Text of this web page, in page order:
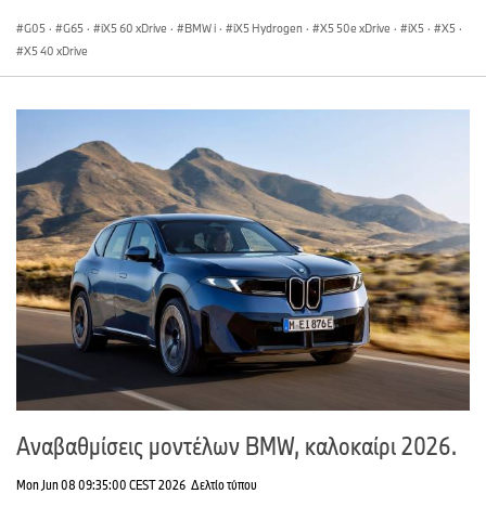
G05 · G65 · iX5 60 xDrive · BMW i · iX5 Hydrogen · X5 50e xDrive · iX5 · X5 ·
X5 40 xDrive
Αναβαθμίσεις μοντέλων BMW, καλοκαίρι 2026.
Mon Jun 08 09:35:00 CEST 2026 Δελτίο τύπου